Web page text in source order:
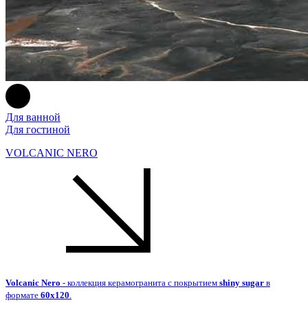
Для ванной
Для гостиной
VOLCANIC NERO
Volcanic Nero - коллекция керамогранита с покрытием shiny sugar в
формате 60x120.